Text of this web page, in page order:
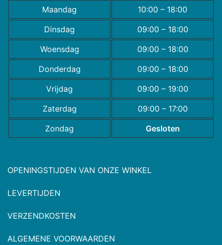
Maandag
10:00 – 18:00
Dinsdag
09:00 – 18:00
Woensdag
09:00 – 18:00
Donderdag
09:00 – 18:00
Vrijdag
09:00 – 19:00
Zaterdag
09:00 – 17:00
Zondag
Gesloten
OPENINGSTIJDEN VAN ONZE WINKEL
LEVERTIJDEN
VERZENDKOSTEN
ALGEMENE VOORWAARDEN